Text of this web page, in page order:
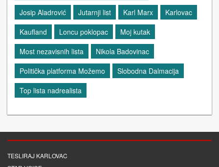
Josip Aladrović
Jutarnji list Karl Marx
Karlovac
Kaufland
Loncu poklopac
Moj kutak
Most nezavisnih lista
Nikola Badovinac
Politička platforma Možemo
Slobodna Dalmacija
Top lista nadrealista
TESLIRAJ KARLOVAC